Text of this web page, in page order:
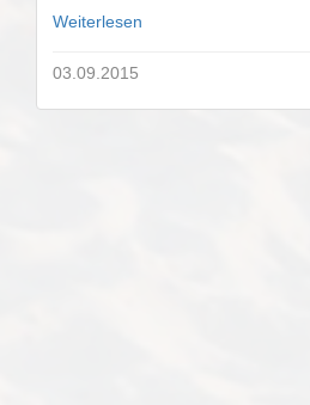
Weiterlesen
03.09.2015